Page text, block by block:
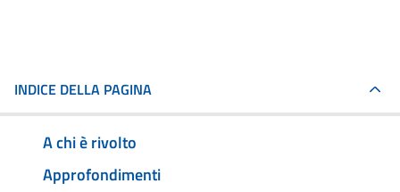
INDICE DELLA PAGINA
A chi è rivolto
Approfondimenti